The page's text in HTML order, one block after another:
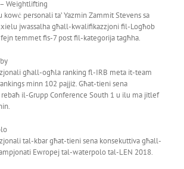
Weightlifting
kowċ personali ta’ Yazmin Zammit Stevens sa
jwassalha għall-kwalifikazzjoni fil-Logħob
temmet fis-7 post fil-kategorija tagħha.
għall-ogħla ranking fl-IRB meta it-team
minn 102 pajjiż. Għat-tieni sena
il-Grupp Conference South 1 u ilu ma jitlef
tal-kbar għat-tieni sena konsekuttiva għall-
Ewropej tal-waterpolo tal-LEN 2018.